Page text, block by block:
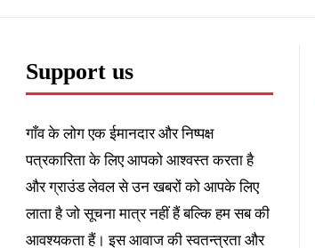
Support us
गाँव के लोग एक ईमानदार और निष्पक्ष
पत्रकारिता के लिए आपको आश्वस्त करता है
और ग्राउंड लेवल से उन खबरों को आपके लिए
लाता है जो सूचना मात्र नहीं हैं बल्कि हम सब की
आवश्यकता हैं। इस आवाज की स्वतन्त्रता और